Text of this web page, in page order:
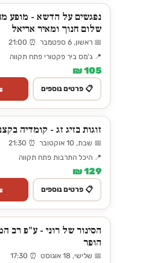
נפגשים על הדשא - מופע
שלום חנוך ומאיר אריאל
📅 ראשון, 6 ספטמבר ⏰ 21:00
📍 ג'מס ביר פקטורי פתח תקווה
105 ₪
📋 פרטים נוספים
זוגות בזיג זג - קומדיה
📅 שבת, 10 אוקטובר ⏰ 21:30
📍 היכל התרבות פתח תקווה
129 ₪
📋 פרטים נוספים
הסינור של רוני - ע"פ רב
הופר
📅 שלישי, 18 אוגוסט ⏰ 17:30